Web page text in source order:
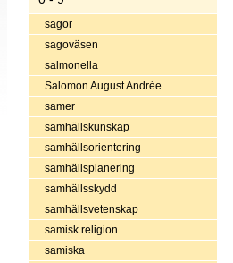
sagor
sagoväsen
salmonella
Salomon August Andrée
samer
samhällskunskap
samhällsorientering
samhällsplanering
samhällsskydd
samhällsvetenskap
samisk religion
samiska